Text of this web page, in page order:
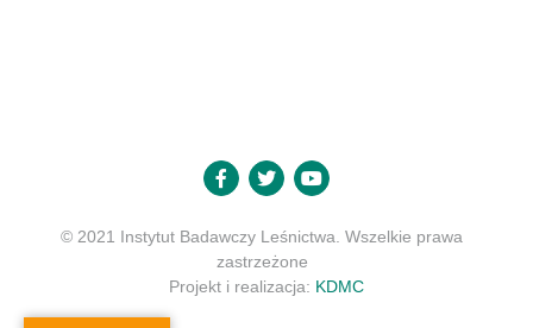
© 2021 Instytut Badawczy Leśnictwa. Wszelkie prawa
zastrzeżone
Projekt i realizacja: KDMC